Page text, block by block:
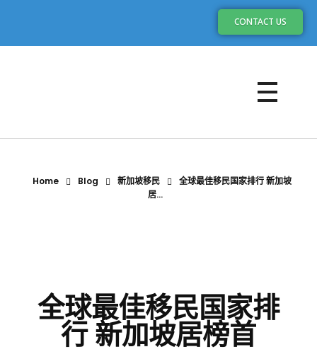
CONTACT US
Home Blog 新加坡移民
全球最佳移民国家排行 新加坡
居...
全球最佳移民国家排
行 新加坡居榜首